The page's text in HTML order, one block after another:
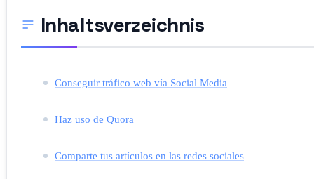
Inhaltsverzeichnis
Conseguir tráfico web vía Social Media
Haz uso de Quora
Comparte tus artículos en las redes sociales